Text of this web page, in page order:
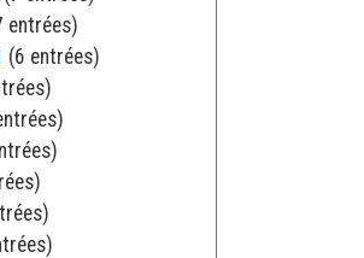
entrées)
(6 entrées)